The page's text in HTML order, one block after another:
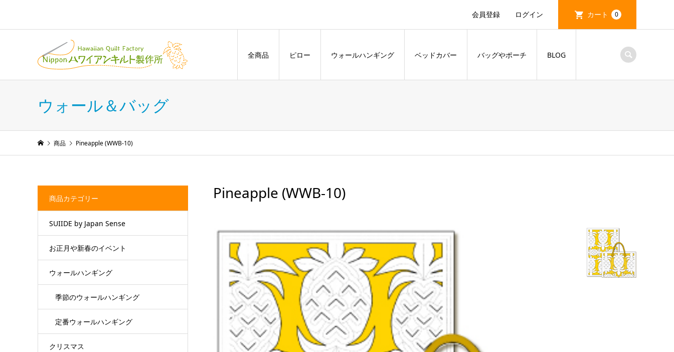
会員登録 ログイン カート 0
全商品 ピロー ウォールハンギング ベッドカバー バッグやポーチ BLOG
ウォール＆バッグ
商品 Pineapple (WWB-10)
Pineapple (WWB-10)
商品カテゴリー
SUIIDE by Japan Sense
お正月や新春のイベント
ウォールハンギング
季節のウォールハンギング
定番ウォールハンギング
クリスマス